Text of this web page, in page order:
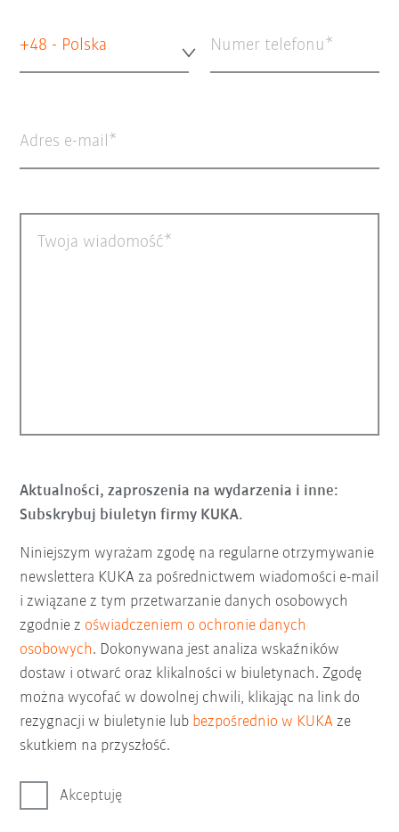
+48 - Polska Numer telefonu
Adres e-mail
Twoja wiadomość
Aktualności, zaproszenia na wydarzenia i inne:
Subskrybuj biuletyn firmy KUKA.
Niniejszym wyrażam zgodę na regularne otrzymywanie
newslettera KUKA za pośrednictwem wiadomości e-mail
i związane z tym przetwarzanie danych osobowych
zgodnie z oświadczeniem o ochronie danych
osobowych. Dokonywana jest analiza wskaźników
dostaw i otwarć oraz klikalności w biuletynach. Zgodę
można wycofać w dowolnej chwili, klikając na link do
rezygnacji w biuletynie lub bezpośrednio w KUKA ze
skutkiem na przyszłość.
Akceptuję